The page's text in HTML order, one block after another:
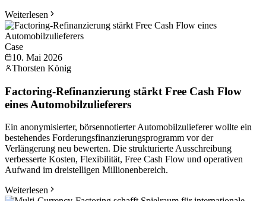
Weiterlesen
Case
10. Mai 2026
Thorsten König
Factoring-Refinanzierung stärkt Free Cash Flow
eines Automobilzulieferers
Ein anonymisierter, börsennotierter Automobilzulieferer wollte ein
bestehendes Forderungsfinanzierungsprogramm vor der
Verlängerung neu bewerten. Die strukturierte Ausschreibung
verbesserte Kosten, Flexibilität, Free Cash Flow und operativen
Aufwand im dreistelligen Millionenbereich.
Weiterlesen